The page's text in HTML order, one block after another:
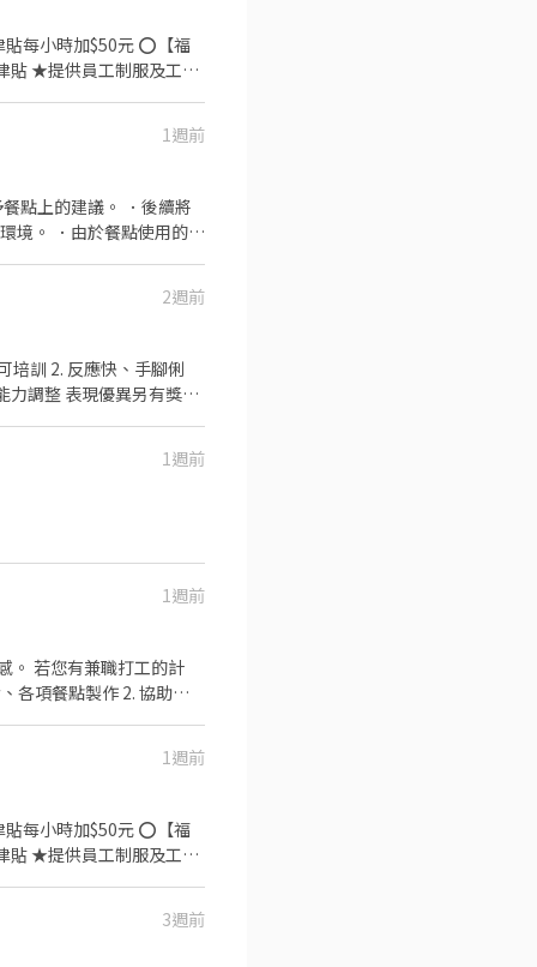
時加$50元 ⭕【福
貼 ★提供員工制服及工作
團。 我們堅持使用安全及
的樂趣。
1週前
點上的建議。 ．後續將
的是
2週前
1週前
1週前
計
可能。 1998年於台灣
本與義大利美食連鎖品
手工義大利麵 ★日式鍋
貨商場，並持續穩定發展
容後，請審慎提出應徵
1週前
時加$50元 ⭕【福
貼 ★提供員工制服及工作
團。 我們堅持使用安全及
3週前